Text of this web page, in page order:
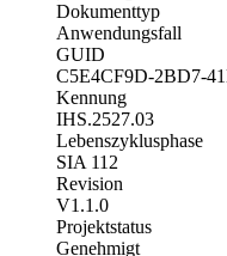
Dokumenttyp
Anwendungsfall
GUID
C5E4CF9D-2BD7-
Kennung
IHS.2527.03
Lebenszyklusphase
SIA 112
Revision
V1.1.0
Projektstatus
Genehmigt